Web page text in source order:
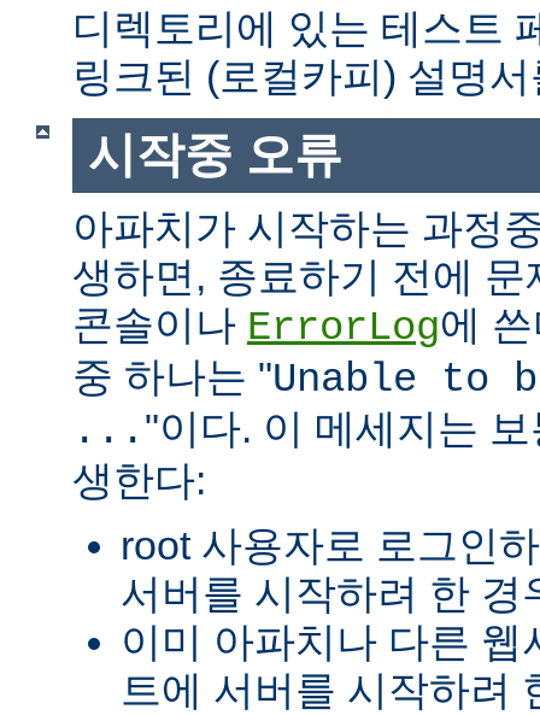
디렉토리에 있는 테스트
링크된 (로컬카피) 설명
시작중 오류
아파치가 시작하는 과정
생하면, 종료하기 전에
콘솔이나 ErrorLog에
중 하나는 "Unable to
... "이다. 이 메세지는
생한다:
root 사용자로 로그인
서버를 시작하려 한 경
이미 아파치나 다른
트에 서버를 시작하려